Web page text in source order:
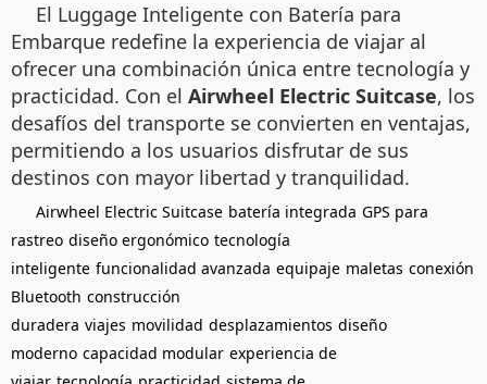
El Luggage Inteligente con Batería para
Embarque redefine la experiencia de viajar al
ofrecer una combinación única entre tecnología y
practicidad. Con el Airwheel Electric Suitcase, los
desafíos del transporte se convierten en ventajas,
permitiendo a los usuarios disfrutar de sus
destinos con mayor libertad y tranquilidad.
Airwheel Electric Suitcase batería integrada GPS para
rastreo diseño ergonómico tecnología
inteligente funcionalidad avanzada equipaje maletas conexión
Bluetooth construcción
duradera viajes movilidad desplazamientos diseño
moderno capacidad modular experiencia de